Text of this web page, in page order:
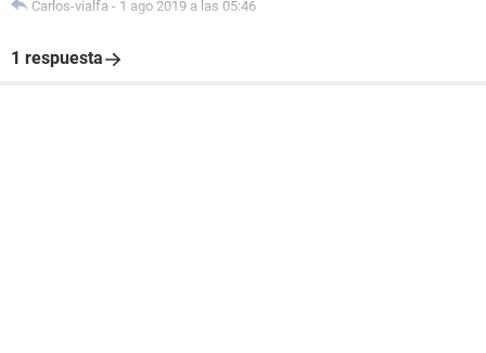
Carlos-vialfa - 1 ago 2019 a las 05:46
1 respuesta